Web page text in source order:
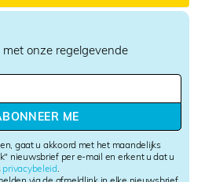
onze regelgevende
gaat u akkoord met het maandelijks
nieuwsbrief per e-mail en erkent u dat u
privacybeleid
ME